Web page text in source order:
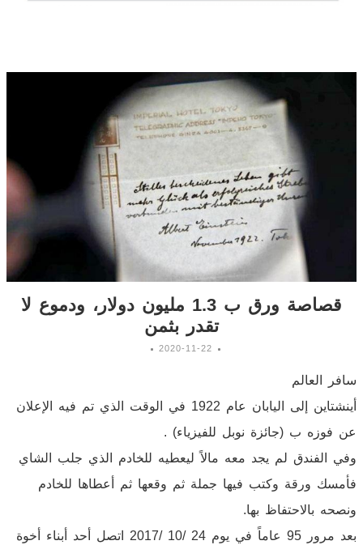
قصاصة ورق ب 1.3 مليون دولار، ودموع لا
تقدر بثمن
2020-11-22
سافر العالم
أينشتاين إلى اليابان عام 1922 في الوقت الذي تم فيه الإعلان
عن فوزه ب (جائزة نوبل للفيزياء) .
وفي الفندق لم يجد معه مالاً ليعطيه للخادم الذي جلب الشاي
فأمسك ورقة وكتب فيها جملة ثم وقعها ثم أعطاها للخادم
ونصحه بالاحتفاظ بها.
بعد مرور 95 عاماً في يوم 24 /10 /2017 اتصل أحد أبناء أخوة